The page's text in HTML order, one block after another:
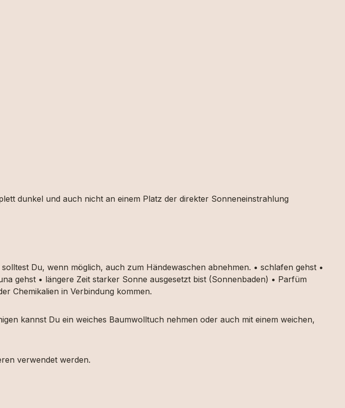
dunkel und auch nicht an einem Platz der direkter Sonneneinstrahlung
Du, wenn möglich, auch zum Händewaschen abnehmen. • schlafen gehst •
gehst • längere Zeit starker Sonne ausgesetzt bist (Sonnenbaden) • Parfüm
Chemikalien in Verbindung kommen.
kannst Du ein weiches Baumwolltuch nehmen oder auch mit einem weichen,
verwendet werden.